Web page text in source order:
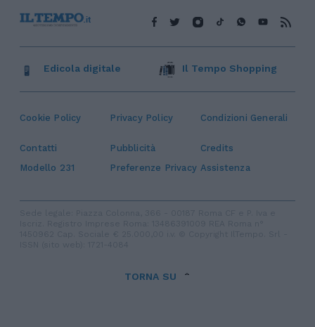
Cookie Policy Privacy Policy Condizioni Generali
Contatti Pubblicità
Credits
Modello 231
Preferenze Privacy Assistenza
Edicola digitale Il Tempo Shopping
TORNA SU